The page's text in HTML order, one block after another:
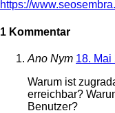
https://
1 Kommentar
Ano Nym 18. Mai
Warum ist
erreichbar?
Benutzer?